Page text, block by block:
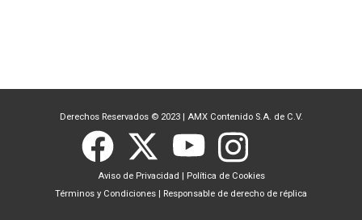
Derechos Reservados © 2023 | AMX Contenido S.A. de C.V.
Aviso de Privacidad | Política de Cookies
Términos y Condiciones | Responsable de derecho de réplica